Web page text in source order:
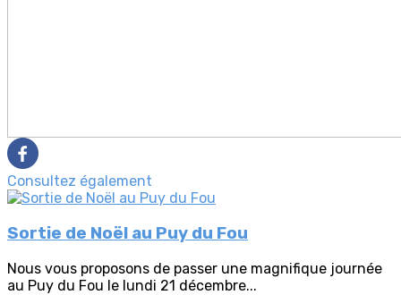
Consultez également
Sortie de Noël au Puy du Fou
Nous vous proposons de passer une magnifique journée
au Puy du Fou le lundi 21 décembre...